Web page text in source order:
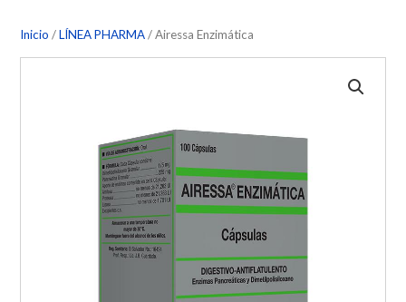
Inicio /LÍNEA PHARMA/ Airessa Enzimática